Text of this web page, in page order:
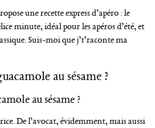
une recette express d’apéro : le
minute, idéal pour les apéros d’été, et
Suis-moi que j’t’raconte ma
au sésame ?
au sésame ?
De l’avocat, évidemment, mais aussi